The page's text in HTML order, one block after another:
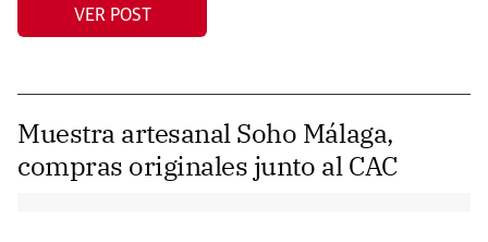
VER POST
Muestra artesanal Soho Málaga,
compras originales junto al CAC